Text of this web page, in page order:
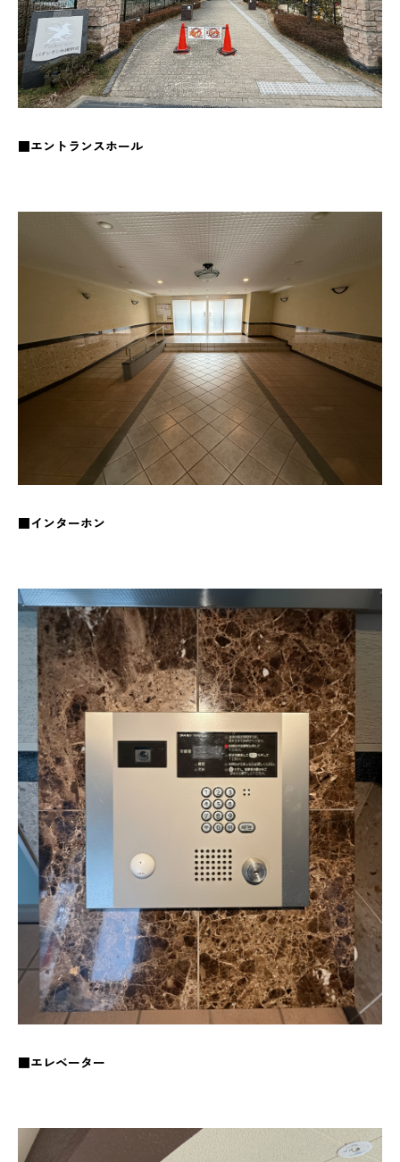
■エントランスホール
■インターホン
■エレベーター